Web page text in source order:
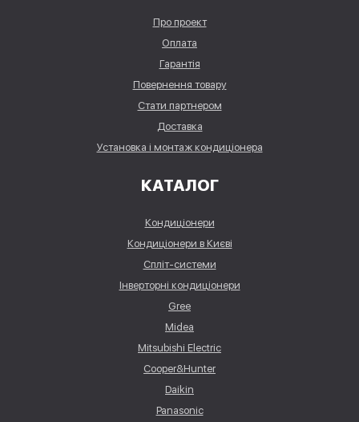
Про проект
Оплата
Гарантія
Повернення товару
Стати партнером
Доставка
Установка і монтаж кондиціонера
КАТАЛОГ
Кондиціонери
Кондиціонери в Києві
Спліт-системи
Інверторні кондиціонери
Gree
Midea
Mitsubishi Electric
Cooper&Hunter
Daikin
Panasonic